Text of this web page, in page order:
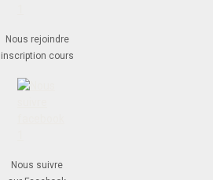
Nous rejoindre
inscription cours
Nous suivre